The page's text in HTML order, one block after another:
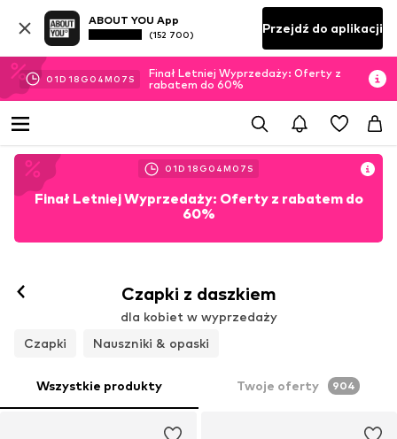
ABOUT YOU App
(152 700) Przejdź do aplikacji
01D 18 G 04M 06 S
Finał Letniej Wyprzedaży: Oferty z
rabatem do 60%
01D 18 G 04M 06 S
Finał Letniej Wyprzedaży: Oferty z rabatem do
60%
Czapki z daszkiem
dla kobiet w wyprzedaży
Czapki
Nauszniki & opaski
Wszystkie produkty Twoje oferty 904